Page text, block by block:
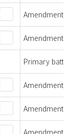
Amendment
Amendment
Primary
Amendment
Amendment
Amendment